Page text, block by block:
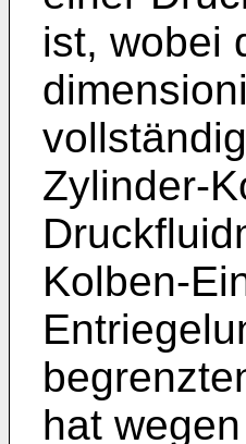
ist, wobei
Zylinder-
Kolben-
hat